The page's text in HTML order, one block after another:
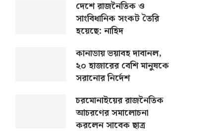
দেশে রাজনৈতিক ও
সাংবিধানিক সংকট তৈরি
হয়েছে: নাহিদ
কানাডায় ভয়াবহ দাবানল,
২০ হাজারের বেশি মানুষকে
সরানোর নির্দেশ
চরমোনাইয়ের রাজনৈতিক
আচরণের সমালোচনা
করলেন সাবেক ছাত্র